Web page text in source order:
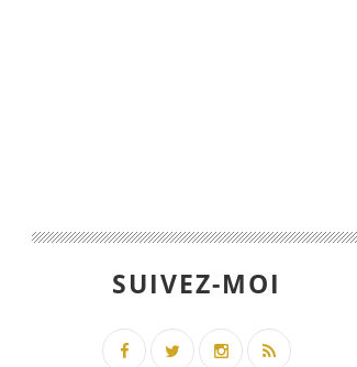
SUIVEZ-MOI